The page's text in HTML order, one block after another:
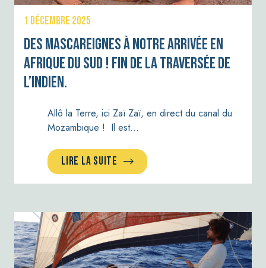
1 DÉCEMBRE 2025
Des Mascareignes à notre arrivée en
Afrique du Sud ! fin de la traversée de
l’Indien.
Allô la Terre, ici Zaï Zaï, en direct du canal du
Mozambique ! Il est…
LIRE LA SUITE